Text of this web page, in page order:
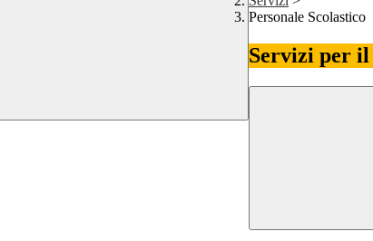
Personale Scolastico
Servizi per il